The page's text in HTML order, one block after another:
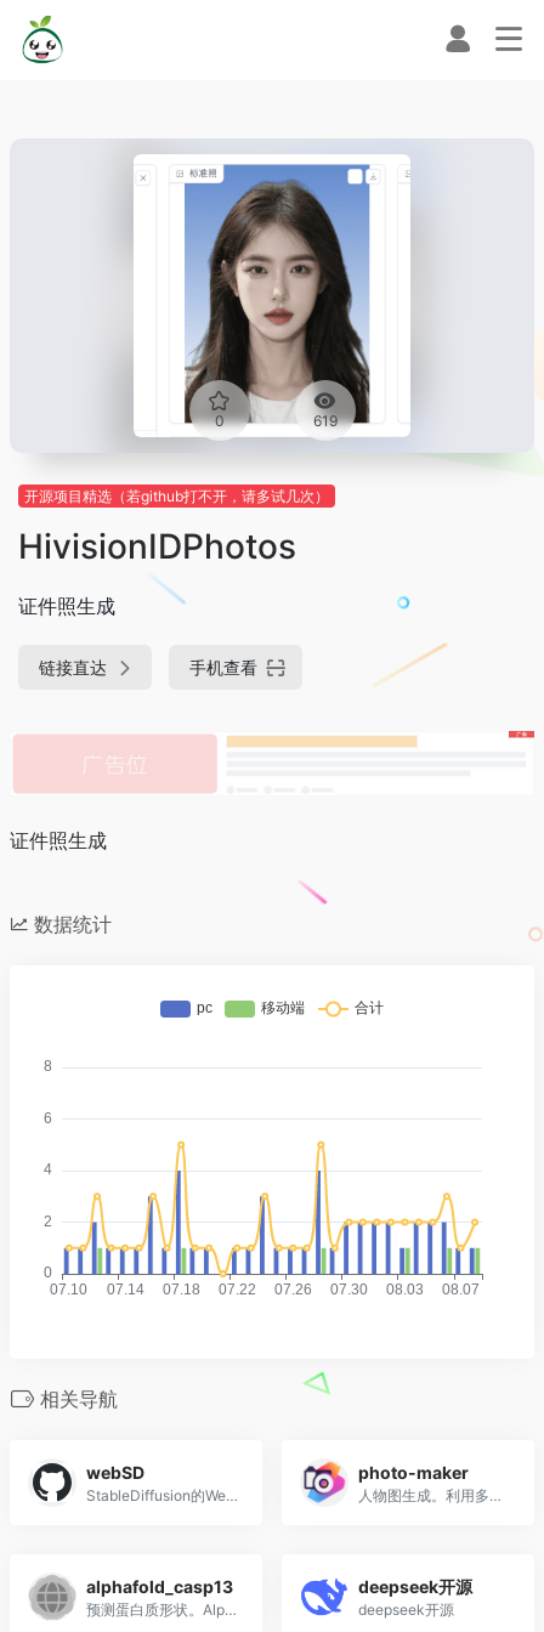
0 619
开源项目精选（若github打不开，请多试几次）
HivisionIDPhotos
证件照生成
链接直达 手机查看
证件照生成
数据统计
相关导航
webSD
StableDiffusion的Web界面
photo-maker
人物图生成。利用多张照片作为身份ID，获取人物特征，然后根据描述生成一个新的、个性化的人物图像。
alphafold_casp13
预测蛋白质形状。AlphaFold 是 DeepMind 开源的人工智能系统，借助 AlphaFold 可以更加准确的预测蛋白质的形状。主要应用于医疗保健和生命科学领域，有可能加速药物的研究与发现。
deepseek开源
deepseek开源